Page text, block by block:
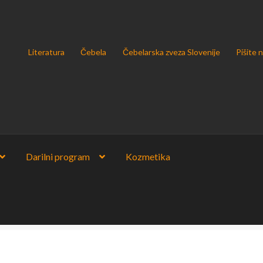
Literatura Čebela Čebelarska zveza Slovenije Pišite
Darilni program Kozmetika